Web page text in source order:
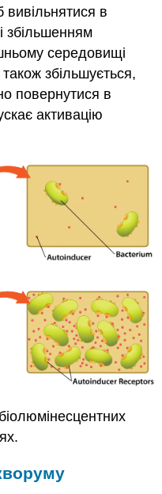
в
збільшенням
середовищі
збільшується,
повернутися в
активацію